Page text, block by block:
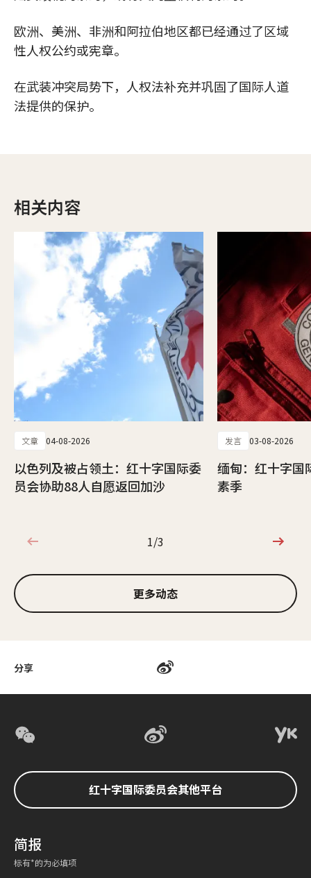
分享
欧洲、美洲、非洲和阿拉伯地区都已经通过了区域
性人权公约或宪章。
在武装冲突局势下，人权法补充并巩固了国际人道
法提供的保护。
相关内容
文章 04-08-2026
以色列及被占领土：红十字国际委
员会协助88人自愿返回加沙
发言 03-08-2026
缅甸：红十字国
素季
1/3
1/3
更多动态
红十字国际委员会其他平台
简报
标有*的为必填项